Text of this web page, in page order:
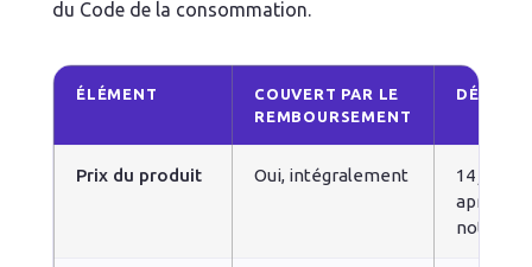
du Code de la consommation.
ÉLÉMENT
COUVERT PAR LE
REMBOURSEMENT
DÉLAI
Prix du produit Oui, intégralement
14 jours
après